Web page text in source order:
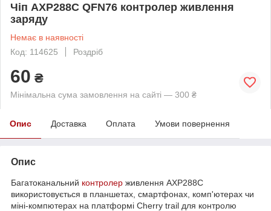
Чіп AXP288C QFN76 контролер живлення
заряду
Немає в наявності
Код: 114625
Роздріб
60 ₴
Мінімальна сума замовлення на сайті — 300 ₴
Опис Доставка Оплата Умови повернення
Опис
Багатоканальний контролер живлення AXP288C
використовується в планшетах, смартфонах, комп'ютерах чи
міні-компютерах на платформі Cherry trail для контролю